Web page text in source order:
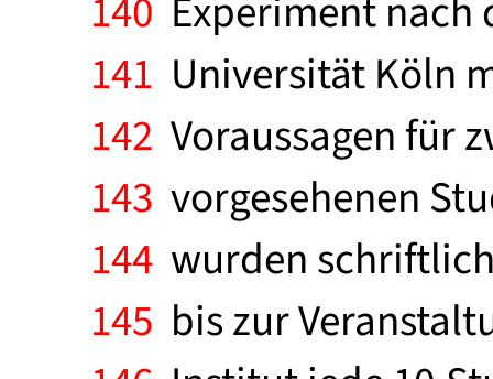
140 Experiment
141 Universität Köln
142 Voraussagen für
143 vorgesehenen
144 wurden
145 bis zur